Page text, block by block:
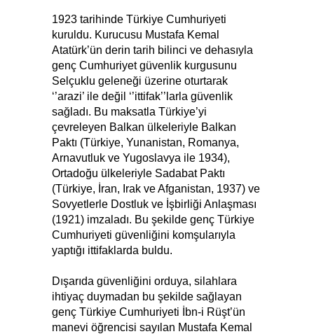
1923 tarihinde Türkiye Cumhuriyeti
kuruldu. Kurucusu Mustafa Kemal
Atatürk’ün derin tarih bilinci ve dehasıyla
genç Cumhuriyet güvenlik kurgusunu
Selçuklu geleneği üzerine oturtarak
‘’arazi’ ile değil ‘’ittifak’’larla güvenlik
sağladı. Bu maksatla Türkiye’yi
çevreleyen Balkan ülkeleriyle Balkan
Paktı (Türkiye, Yunanistan, Romanya,
Arnavutluk ve Yugoslavya ile 1934),
Ortadoğu ülkeleriyle Sadabat Paktı
(Türkiye, İran, Irak ve Afganistan, 1937) ve
Sovyetlerle Dostluk ve İşbirliği Anlaşması
(1921) imzaladı. Bu şekilde genç Türkiye
Cumhuriyeti güvenliğini komşularıyla
yaptığı ittifaklarda buldu.
Dışarıda güvenliğini orduya, silahlara
ihtiyaç duymadan bu şekilde sağlayan
genç Türkiye Cumhuriyeti İbn-i Rüşt’ün
manevi öğrencisi sayılan Mustafa Kemal